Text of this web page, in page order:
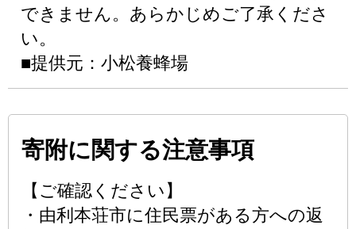
できません。あらかじめご了承くださ
い。
■提供元：小松養蜂場
寄附に関する注意事項
【ご確認ください】
・由利本荘市に住民票がある方への返